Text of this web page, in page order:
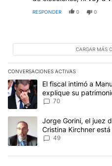
RESPONDER 0 0
CARGAR MÁS
CONVERSACIONES ACTIVAS
Este listado muestra los
Un artículo de tendencia con el
El fiscal intimó a
explique su
70
Un artículo de tendencia con
Jorge Gorini, el juez
Cristina Kirchner
cometer "un delito
49